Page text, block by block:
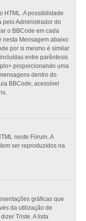
HTML. A possibilidade
pelo Administrador do
o BBCode em cada
nesta Mensagem abaixo
por si mesmo é similar
entre parêntesis
proporcionando uma
dentro do
BBCode, acessível
neste Fórum. A
ser reproduzidos na
gráficas que
da utilização de
Triste. A lista